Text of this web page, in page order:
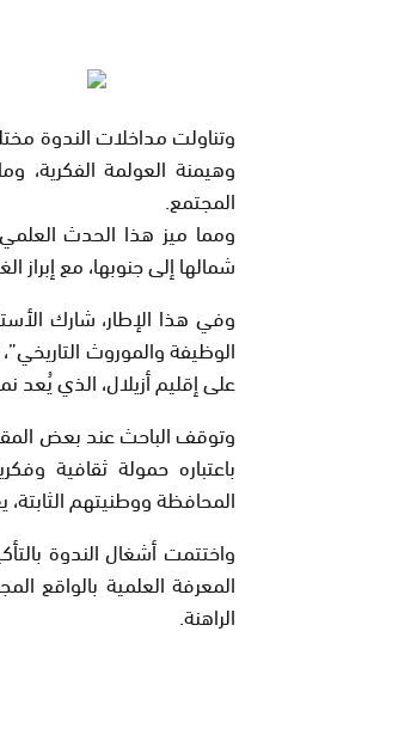
وتناولت مداخلات الندوة
وهيمنة العولمة الفكرية،
المجتمع.
ومما ميز هذا الحدث
شمالها إلى جنوبها، مع إبراز
وفي هذا الإطار، شارك
الوظيفة والموروث
على إقليم أزيلال، الذي يُعد
وتوقف الباحث عند بعض
باعتباره حمولة ثقافية
المحافظة ووطنيتهم الثابتة،
واختتمت أشغال الندوة
المعرفة العلمية بالواقع
الراهنة.